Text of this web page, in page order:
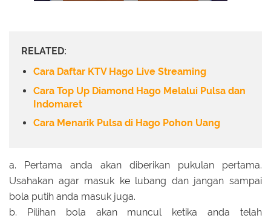
RELATED:
Cara Daftar KTV Hago Live Streaming
Cara Top Up Diamond Hago Melalui Pulsa dan
Indomaret
Cara Menarik Pulsa di Hago Pohon Uang
a. Pertama anda akan diberikan pukulan pertama.
Usahakan agar masuk ke lubang dan jangan sampai
bola putih anda masuk juga.
b. Pilihan bola akan muncul ketika anda telah